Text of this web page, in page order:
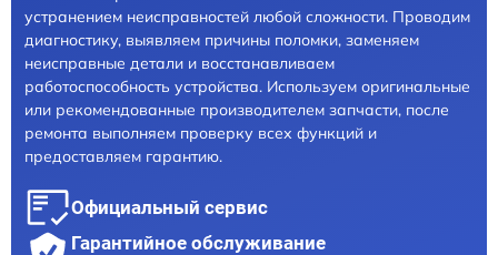
устранением неисправностей любой сложности. Проводим
диагностику, выявляем причины поломки, заменяем
неисправные детали и восстанавливаем
работоспособность устройства. Используем оригинальные
или рекомендованные производителем запчасти, после
ремонта выполняем проверку всех функций и
предоставляем гарантию.
Официальный сервис
Гарантийное обслуживание